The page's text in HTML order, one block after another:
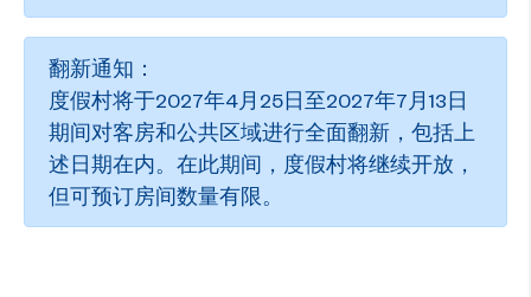
翻新通知：
度假村将于2027年4月25日至2027年7月13日
期间对客房和公共区域进行全面翻新，包括上
述日期在内。在此期间，度假村将继续开放，
但可预订房间数量有限。